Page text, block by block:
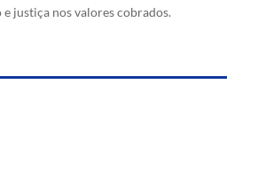
justiça nos valores cobrados.